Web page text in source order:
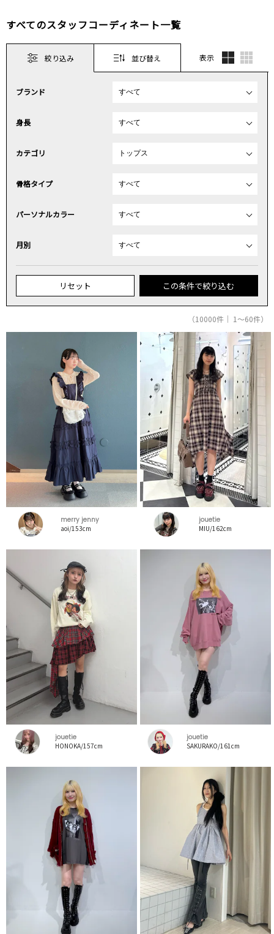
すべてのスタッフコーディネート一覧
絞り込み 並び替え 表示
ブランド
身長
カテゴリ
骨格タイプ
パーソナルカラー
月別
リセット この条件で絞り込む
（10000件｜ 1～60件）
merry jenny
aoi/153cm
jouetie
MIU/162cm
jouetie
HONOKA/157cm
jouetie
SAKURAKO/161cm